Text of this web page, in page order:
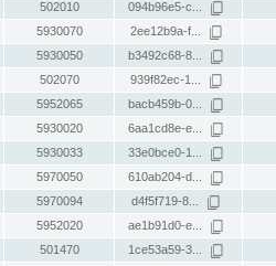
502010 094b96e5-c...
5930070 2ee12b9a-f...
5930050 b3492c68-8...
502070 939f82ec-1...
5952065 bacb459b-0...
5930020 6aa1cd8e-e...
5930033 33e0bce0-1...
5970050 610ab204-d...
5970094 d4f5f719-8...
5952020 ae1b91d0-e...
501470 1ce53a59-3...